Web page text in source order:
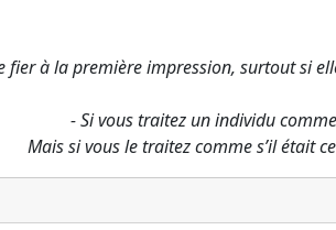
fier à la première impression, surtout si
- Si vous traitez un individu
Mais si vous le traitez comme s’il était